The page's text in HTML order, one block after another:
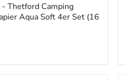
- Thetford Camping
Aqua Soft 4er Set (16